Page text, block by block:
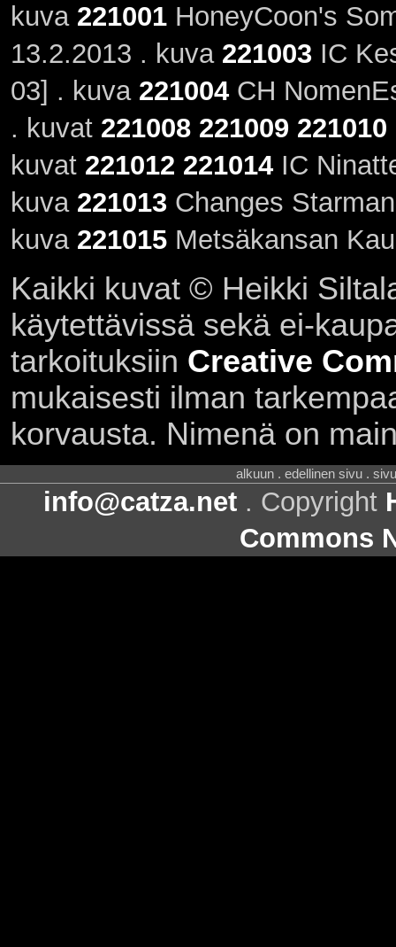
kuva 221001HoneyCoon's
13.2.2013 . kuva 221003IC
03] . kuva 221004CH
. kuvat 221008 221009 221010
kuvat 221012 221014IC
kuva 221013Changes
kuva 221015Metsäkansan
Kaikki kuvat © Heikki
käytettävissä sekä ei-
tarkoituksiin Creative
mukaisesti ilman
korvausta. Nimenä on
alkuun . edellinen sivu .
info@catza.net . Copyright
Commons